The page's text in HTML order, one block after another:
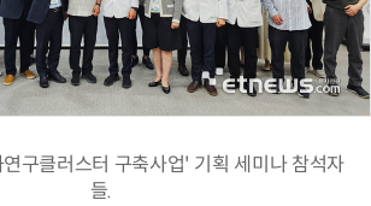
구클러스터 구축사업' 기획 세미나 참석자
들.